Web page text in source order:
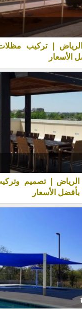
| تركيب
الأسعار
| تصميم
الأسعار